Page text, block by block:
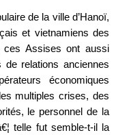
de la ville d’Hanoï,
et vietnamiens des
ces Assises ont aussi
relations anciennes
économiques
multiples crises, des
le personnel de la
telle fut semble-t-il la